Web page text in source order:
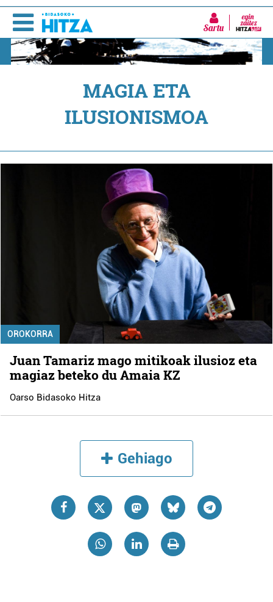
Sartu
MAGIA ETA
ILUSIONISMOA
OROKORRA
Juan Tamariz mago mitikoak ilusioz eta
magiaz beteko du Amaia KZ
Oarso Bidasoko Hitza
Gehiago